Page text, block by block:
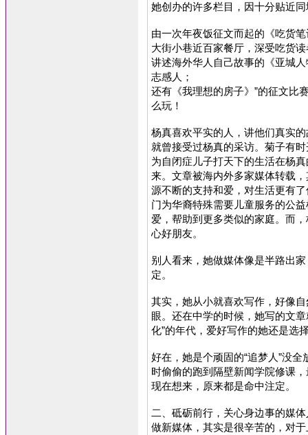
她创办的许多栏目，因十分贴近
由一次年夜饭征文而起的《吃货
大街小巷近百家餐厅，深受吃货
讲述海外华人自己故事的《亚城
志感人；
还有《我理想的房子》”的征文比
么玩！
杨真喜欢平实的人，讲他们真实
就曾接受过杨真的采访。菊子有
为自闭症儿子打天下的生活在杨
来。文章被海内外多家媒体转载
源不断的支持和爱，对生活更有
门为华裔特殊需要儿童服务的公
爱，帮助到更多类似的家庭。而
心好朋友。
别人看来，她做媒体像是半路出
定。
其实，她从小就喜欢写作，好像
眼。还在中学的时候，她写的文
化”的年代，爱好写作的她还是选
好在，她是个顽固的“追梦人”没
时偷偷的跑到隔壁新闻学院修课
现在想来，原来都是命中注定。
二、砥砺前行，关心身边事的媒体
做新媒体，其实是很辛苦的，对